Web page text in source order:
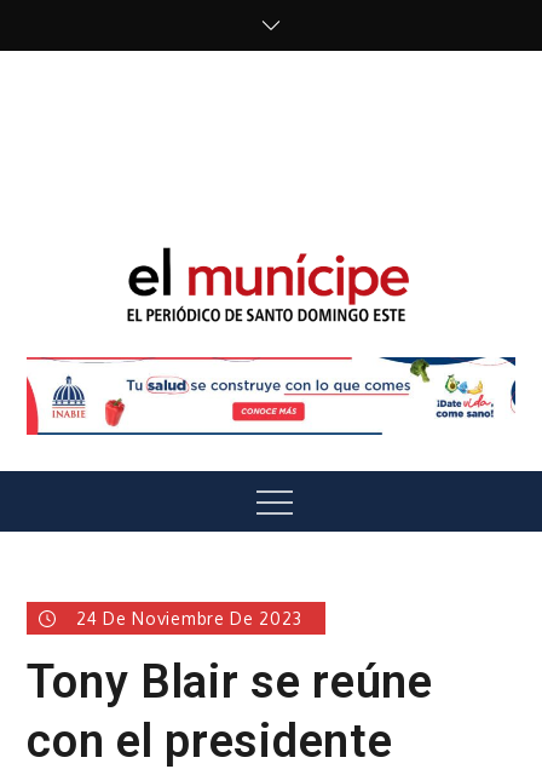
El Munícipe
Menu
24 De Noviembre De 2023
Tony Blair se reúne
con el presidente